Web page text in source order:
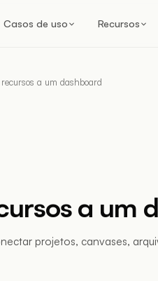
Casos de uso Recursos
a um dashboard
a um
projetos, canvases,